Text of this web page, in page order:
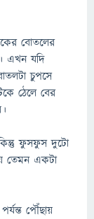
বোতলের
এখন যদি
চুপসে
ঠেলে বের
ফুসফুস দুটো
তেমন একটা
পৌঁছায়